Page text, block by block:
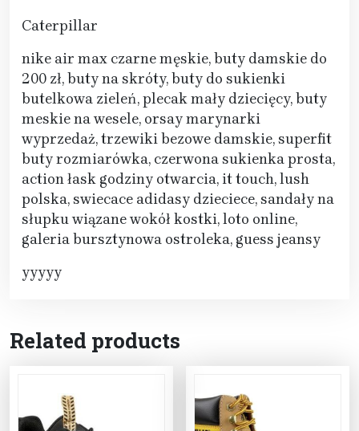
Caterpillar
nike air max czarne męskie, buty damskie do
200 zł, buty na skróty, buty do sukienki
butelkowa zieleń, plecak mały dziecięcy, buty
meskie na wesele, orsay marynarki
wyprzedaż, trzewiki bezowe damskie, superfit
buty rozmiarówka, czerwona sukienka prosta,
action łask godziny otwarcia, it touch, lush
polska, swiecace adidasy dzieciece, sandały na
słupku wiązane wokół kostki, loto online,
galeria bursztynowa ostroleka, guess jeansy
yyyyy
Related products